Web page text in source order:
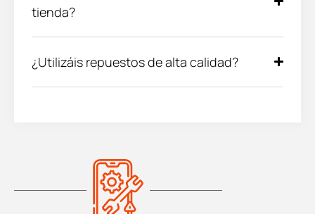
tienda?
¿Utilizáis repuestos de alta calidad?